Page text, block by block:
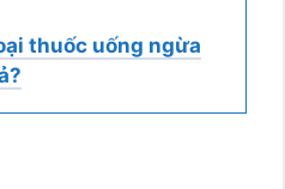
thuốc uống ngừa